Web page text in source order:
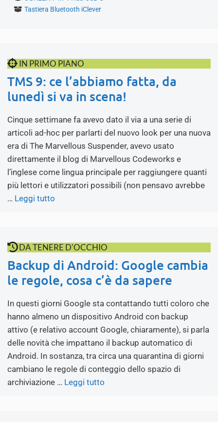
Tastiera Bluetooth iClever
IN PRIMO PIANO
TMS 9: ce l’abbiamo fatta, da
lunedì si va in scena!
Cinque settimane fa avevo dato il via a una serie di
articoli ad-hoc per parlarti del nuovo look per una nuova
era di The Marvellous Suspender, avevo usato
direttamente il blog di Marvellous Codeworks e
l’inglese come lingua principale per raggiungere quanti
più lettori e utilizzatori possibili (non pensavo avrebbe
… Leggi tutto
DA TENERE D'OCCHIO
Backup di Android: Google cambia
le regole, cosa c’è da sapere
In questi giorni Google sta contattando tutti coloro che
hanno almeno un dispositivo Android con backup
attivo (e relativo account Google, chiaramente), si parla
delle novità che impattano il backup automatico di
Android. In sostanza, tra circa una quarantina di giorni
cambiano le regole di conteggio dello spazio di
archiviazione … Leggi tutto